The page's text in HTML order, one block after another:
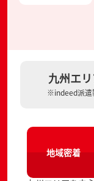
九州エ
※indeed派遣
地域密着